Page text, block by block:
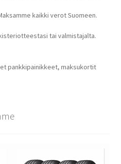
kaikki verot Suomeen.
tai valmistajalta.
pankkipainikkeet, maksukortit